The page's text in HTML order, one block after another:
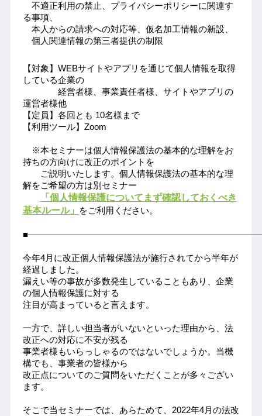
不適正利用の禁止、 プライバシーポリシーに関連す
る事項、
本人からの請求への対応等、 仮名加工情報の新設、
個人関連情報の第三者提供の制限
【対象】WEBサイトやアプリを通じて個人情報を取得
している企業の
経営者様、事業責任者様、サイトやアプリの
運営者様他
【定員】各回とも 10名様まで
【利用ツール】Zoom
※本セミナーは個人情報保護法の基本的な理解をお
持ちの方向けに改正のポイントを
ご説明いたします。 個人情報保護法の基本的な理
解をご希望の方は別 セミナー
「個人情報保護についてまず確認しておくべき
基本ルール」
をご利用ください。
今年4月に改正個人情報保護法が施行されてから半年が
経過しました。
漏えい等の事故が多数発生していることもあり、企業
の個人情報保護に対する
注目が高まっていると言えます。
一方で、詳しい担当者がいないといった理由から、法
改正への対応に不安が残る
事業者様もいらっしゃるのではないでしょうか。当機
構でも、事業者の皆様から
改正点についてのご質問をいただくことが多々ござい
ます。
そこで当セミナーでは、あらためて、2022年4月の法改